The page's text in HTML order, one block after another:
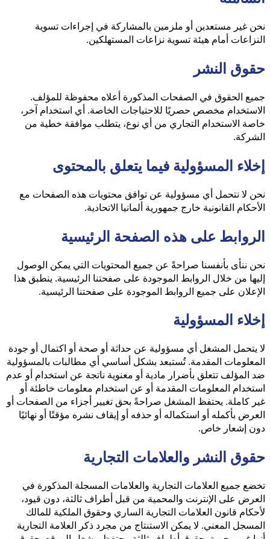
نحن غير مستعدين أو ملزمين بالمشاركة في إجراءات تسوية
النزاعات أمام هيئة تسوية نزاعات المستهلكين.
حقوق النشر
جميع الحقوق في الصفحات المذكورة أعلاه محفوظة للمؤلف.
الاستخدام مخصص حصريًا للاحتياجات الخاصة. أي استخدام آخر،
خاصة الاستخدام التجاري من أي نوع، يتطلب موافقة خطية من
الشركة.
إخلاء المسؤولية فيما يتعلق بالمحتوى
نحن لا نتحمل أي مسؤولية عن توافق محتويات هذه الصفحات مع
الأحكام القانونية خارج جمهورية ألمانيا الاتحادية.
الروابط على هذه الصفحة الرئيسية
نحن ننأى بأنفسنا صراحةً عن جميع المحتويات التي يمكن الوصول
إليها من خلال الروابط الموجودة على صفحتنا الرئيسية. ينطبق هذا
الإعلان على جميع الروابط الموجودة على صفحتنا الرئيسية.
إخلاء المسؤولية
لا يتحمل المشغل أي مسؤولية عن حداثة أو صحة أو اكتمال أو جودة
المعلومات المقدمة. تُستبعد بشكل أساسي أي مطالبات بالمسؤولية
ضد المؤلف تتعلق بأضرار مادية أو معنوية ناتجة عن استخدام أو عدم
استخدام المعلومات المقدمة أو عن استخدام معلومات خاطئة أو
غير كاملة. يحتفظ المشغل صراحةً بحق تغيير أجزاء من الصفحات أو
العرض بأكمله أو استكماله أو حذفه أو إيقاف نشره مؤقتًا أو نهائيًا
دون إشعار خاص.
حقوق النشر والعلامات التجارية
تخضع جميع العلامات التجارية والعلامات المسجلة المذكورة في
العرض على الإنترنت والمحمية من قبل أطراف ثالثة، دون قيود،
لأحكام قانون العلامات التجارية الساري وحقوق الملكية للمالك
المسجل المعني. لا يمكن الاستنتاج من مجرد ذكر العلامة التجارية